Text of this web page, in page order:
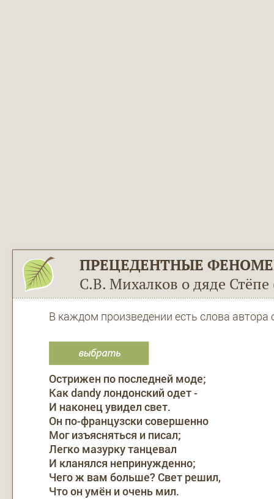
ПРЕЦЕДЕНТНЫЕ
С.В. Михалков о дяде
В каждом произведении есть слова
Острижен по последней моде;
Как dandy лондонский одет -
И наконец увидел свет.
Он по-французски совершенно
Мог изъясняться и писал;
Легко мазурку танцевал
И кланялся непринужденно;
Чего ж вам больше? Свет решил,
Что он умён и очень мил.